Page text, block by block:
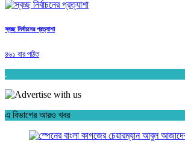
স্বচ্ছ নির্বাচনের প্রত্যাশা
৪৬১ বার পঠিত
.
এ বিভাগের আরও খবর